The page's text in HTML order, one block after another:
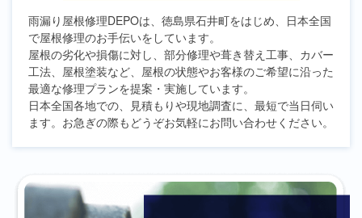
雨漏り屋根修理DEPOは、徳島県石井町をはじめ、日本全国
で屋根修理のお手伝いをしています。
屋根の劣化や損傷に対し、部分修理や葺き替え工事、カバー
工法、屋根塗装など、屋根の状態やお客様のご希望に沿った
最適な修理プランを提案・実施しています。
日本全国各地での、見積もりや現地調査に、最短で当日伺い
ます。お急ぎの際もどうぞお気軽にお問い合わせください。